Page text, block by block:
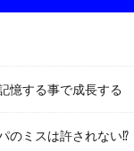
憶する事で成長する
のミスは許されない⁉︎